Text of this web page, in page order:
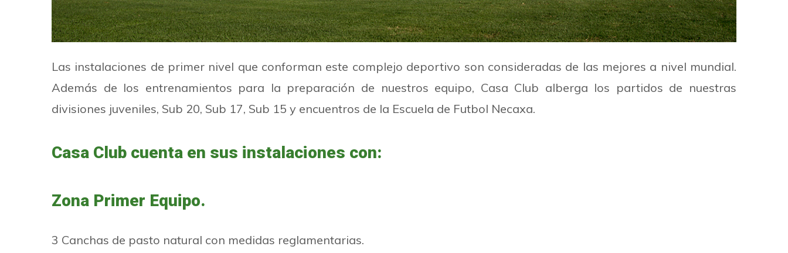
Las instalaciones de primer nivel que conforman este complejo deportivo son consideradas de las mejores a nivel mundial.
Además de los entrenamientos para la preparación de nuestros equipo, Casa Club alberga los partidos de nuestras
divisiones juveniles, Sub 20, Sub 17, Sub 15 y encuentros de la Escuela de Futbol Necaxa.
Casa Club cuenta en sus instalaciones con:
Zona Primer Equipo.
3 Canchas de pasto natural con medidas reglamentarias.